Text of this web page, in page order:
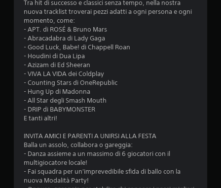
i
e
Tra hit di successo e classici senza tempo, nella nostra
nuova tracklist troverai pezzi adatti a ogni persona e ogni
momento, come:
- APT. di ROSÉ & Bruno Mars
- Abracadabra di Lady Gaga
- Good Luck, Babe! di Chappell Roan
- Houdini di Dua Lipa
- Azizam di Ed Sheeran
- VIVA LA VIDA dei Coldplay
- Counting Stars di OneRepublic
- Hung Up di Madonna
- All Star degli Smash Mouth
- DRIP di BABYMONSTER
E tanti altri!
INVITA AMICI E PARENTI A UNIRSI ALLA FESTA
Balla un assolo, collabora o gareggia:
- Danza assieme a un massimo di 6 giocatori con il
multigiocatore locale!
- Fai squadra per un'imprevedibile sfida di ballo con la
nuova Modalità Party!